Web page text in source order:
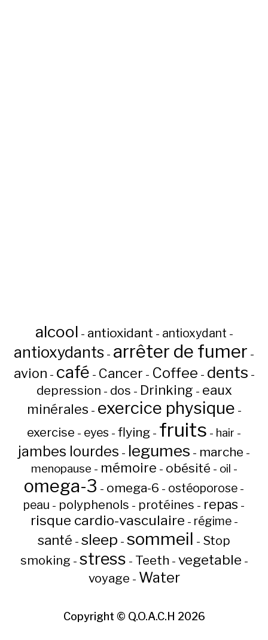
alcool - antioxidant - antioxydant -
antioxydants - arrêter de fumer -
avion - café - Cancer - Coffee - dents -
depression - dos - Drinking - eaux
minérales - exercice physique -
exercise - eyes - flying - fruits - hair -
jambes lourdes - legumes - marche -
menopause - mémoire - obésité - oil -
omega-3 - omega-6 - ostéoporose -
peau - polyphenols - protéines - repas -
risque cardio-vasculaire - régime-
santé - sleep - sommeil - Stop
smoking - stress - Teeth - vegetable -
voyage - Water
Copyright © Q.O.A.C.H 2026